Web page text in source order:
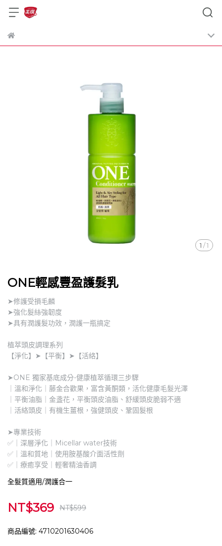
1 /1
ONE輕感豐盈護髮乳
➤修護受損毛麟
➤強化髮絲強韌度
➤具有潤護髮功效，潤護一瓶搞定
植萃頭皮調理系列
【淨化】➤【平衡】➤【活絡】
➤ONE 獨家基底成分-健康植萃循環三步驟
｜溫和淨化｜藤金合歡果，富含黃酮類，活化健康毛髮光澤
｜平衡油脂｜金盞花，平衡頭皮油脂、舒緩頭皮脆弱不適
｜活絡頭皮｜有機生薑根，強健頭皮、鞏固髮根
➤專業技術
✅｜深層淨化｜Micellar water技術
✅｜溫和質地｜使用胺基酸介面活性劑
✅｜療癒享受｜輕奢精油香調
全髮質適用/潤護合一
NT$369 NT$599
商品編號: 4710201630406